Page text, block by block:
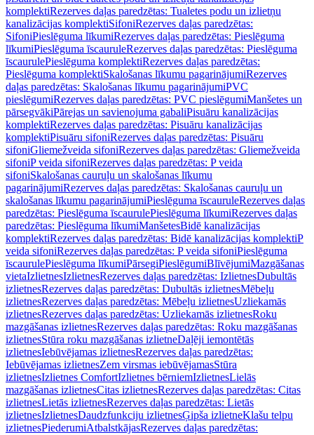
komplektiRezerves daļas paredzētas: Tualetes podu un izlietņu
kanalizācijas komplektiSifoniRezerves daļas paredzētas:
SifoniPieslēguma līkumiRezerves daļas paredzētas: Pieslēguma
līkumiPieslēguma īscauruleRezerves daļas paredzētas: Pieslēguma
īscaurulePieslēguma komplektiRezerves daļas paredzētas:
Pieslēguma komplektiSkalošanas līkumu pagarinājumiRezerves
daļas paredzētas: Skalošanas līkumu pagarinājumiPVC
pieslēgumiRezerves daļas paredzētas: PVC pieslēgumiManšetes un
pārsegvākiPārejas un savienojuma gabaliPisuāru kanalizācijas
komplektiRezerves daļas paredzētas: Pisuāru kanalizācijas
komplektiPisuāru sifoniRezerves daļas paredzētas: Pisuāru
sifoniGliemežveida sifoniRezerves daļas paredzētas: Gliemežveida
sifoniP veida sifoniRezerves daļas paredzētas: P veida
sifoniSkalošanas cauruļu un skalošanas līkumu
pagarinājumiRezerves daļas paredzētas: Skalošanas cauruļu un
skalošanas līkumu pagarinājumiPieslēguma īscauruleRezerves daļas
paredzētas: Pieslēguma īscaurulePieslēguma līkumiRezerves daļas
paredzētas: Pieslēguma līkumiManšetesBidē kanalizācijas
komplektiRezerves daļas paredzētas: Bidē kanalizācijas komplektiP
veida sifoniRezerves daļas paredzētas: P veida sifoniPieslēguma
īscaurulePieslēguma līkumiPārsegiPieslēgumiBlīvējumiMazgāšanas
vietaIzlietnesIzlietnesRezerves daļas paredzētas: IzlietnesDubultās
izlietnesRezerves daļas paredzētas: Dubultās izlietnesMēbeļu
izlietnesRezerves daļas paredzētas: Mēbeļu izlietnesUzliekamās
izlietnesRezerves daļas paredzētas: Uzliekamās izlietnesRoku
mazgāšanas izlietnesRezerves daļas paredzētas: Roku mazgāšanas
izlietnesStūra roku mazgāšanas izlietneDaļēji iemontētās
izlietnesIebūvējamas izlietnesRezerves daļas paredzētas:
Iebūvējamas izlietnesZem virsmas iebūvējamasStūra
izlietnesIzlietnes ComfortIzlietnes bērniemIzlietnesLielās
mazgāšanas izlietnesCitas izlietnesRezerves daļas paredzētas: Citas
izlietnesLietās izlietnesRezerves daļas paredzētas: Lietās
izlietnesIzlietnesDaudzfunkciju izlietnesĢipša izlietneKlašu telpu
izlietnesPiederumiAtbalstkājasRezerves daļas paredzētas: